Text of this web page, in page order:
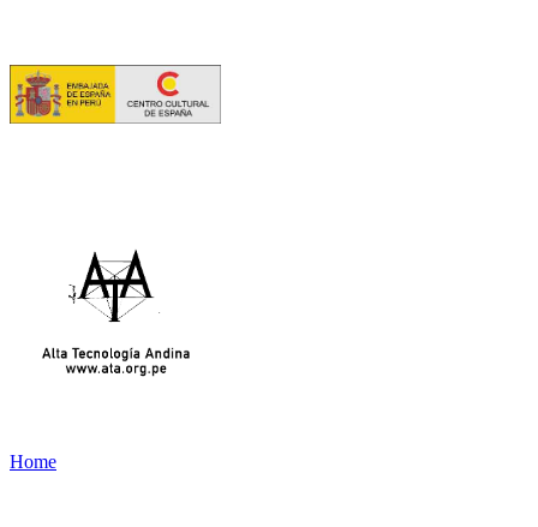
Home